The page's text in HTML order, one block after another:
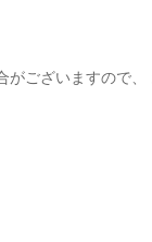
ございますので、